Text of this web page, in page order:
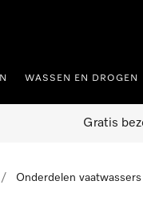
WASSEN EN DROGEN
Gratis
Onderdelen vaatwassers